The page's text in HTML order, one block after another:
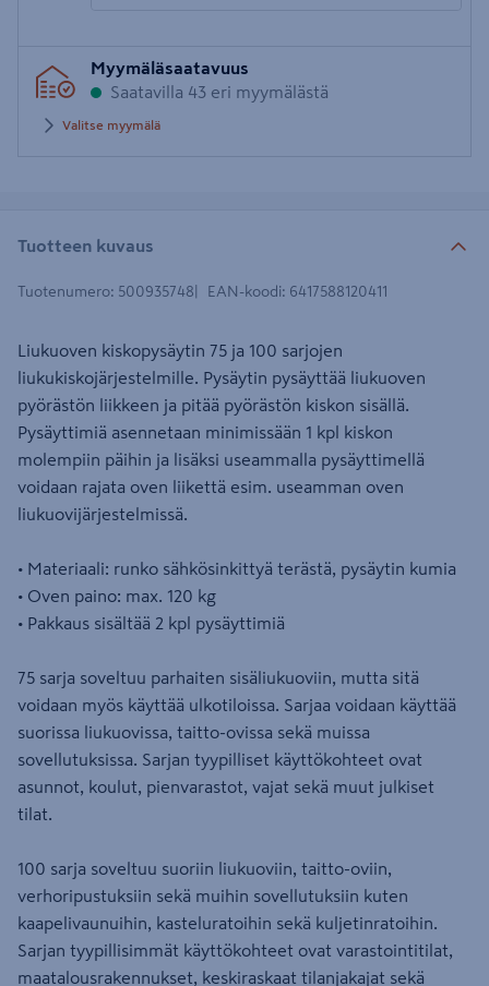
postinumero
Myymäläsaatavuus
Saatavilla 43 eri myymälästä
Valitse myymälä
Tuotteen kuvaus
Tuotenumero: 500935748 EAN-koodi: 6417588120411
Liukuoven kiskopysäytin 75 ja 100 sarjojen
liukukiskojärjestelmille. Pysäytin pysäyttää liukuoven
pyörästön liikkeen ja pitää pyörästön kiskon sisällä.
Pysäyttimiä asennetaan minimissään 1 kpl kiskon
molempiin päihin ja lisäksi useammalla pysäyttimellä
voidaan rajata oven liikettä esim. useamman oven
liukuovijärjestelmissä.
• Materiaali: runko sähkösinkittyä terästä, pysäytin kumia
• Oven paino: max. 120 kg
• Pakkaus sisältää 2 kpl pysäyttimiä
75 sarja soveltuu parhaiten sisäliukuoviin, mutta sitä
voidaan myös käyttää ulkotiloissa. Sarjaa voidaan käyttää
suorissa liukuovissa, taitto-ovissa sekä muissa
sovellutuksissa. Sarjan tyypilliset käyttökohteet ovat
asunnot, koulut, pienvarastot, vajat sekä muut julkiset
tilat.
100 sarja soveltuu suoriin liukuoviin, taitto-oviin,
verhoripustuksiin sekä muihin sovellutuksiin kuten
kaapelivaunuihin, kasteluratoihin sekä kuljetinratoihin.
Sarjan tyypillisimmät käyttökohteet ovat varastointitilat,
maatalousrakennukset, keskiraskaat tilanjakajat sekä